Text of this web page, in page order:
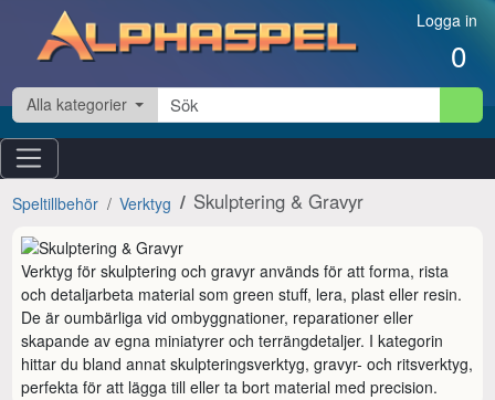
Hoppa till innehåll Logga in
0
Alla kategorier
Speltillbehör Verktyg Skulptering & Gravyr
Verktyg för skulptering och gravyr används för att forma, rista
och detaljarbeta material som green stuff, lera, plast eller resin.
De är oumbärliga vid ombyggnationer, reparationer eller
skapande av egna miniatyrer och terrängdetaljer. I kategorin
hittar du bland annat skulpteringsverktyg, gravyr- och ritsverktyg,
perfekta för att lägga till eller ta bort material med precision.